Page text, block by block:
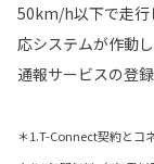
50km/h以下で走行
応システムが作動
通報サービスの登録
＊1.T-Connect契約とコ